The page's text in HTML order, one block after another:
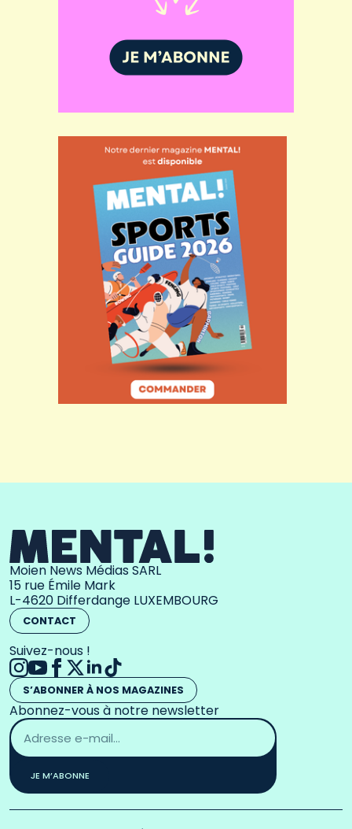
Moien News Médias SARL
15 rue Émile Mark
L-4620 Differdange LUXEMBOURG
CONTACT
Suivez-nous !
S’ABONNER À NOS MAGAZINES
Abonnez-vous à notre newsletter
Adresse
email
*
JE M’ABONNE